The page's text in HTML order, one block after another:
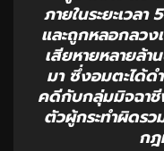
ภายในระยะเวล
และถูกหลอกลวง
เสียหายหลายล้
มา ซึ่งอมตะได้ด
คดีกับกลุ่มมิจฉาชี
ตัวผู้กระทำผิดร
ก